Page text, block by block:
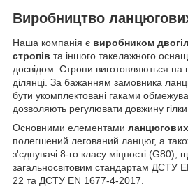
Виробництво
Наша компанія є виробником
стропів та іншого такелажного
досвідом. Стропи виготовляються на
ділянці. За бажанням замовника
бути укомплектовані гаками
дозволяють регулювати довжину
Основними елементами
полегшений легований ланцюг, а
з'єднувачі 8-го класу міцності (G80),
загальносвітовим стандартам ДСТУ
22 та ДСТУ EN 1677-4-2017.